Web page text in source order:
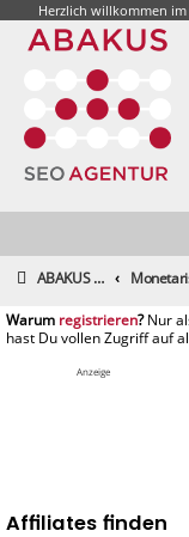
Herzlich willkommen im
ABAKUS Foren-Übersicht
registrieren
Anzeige
Affiliates finden